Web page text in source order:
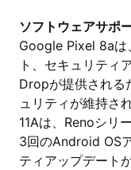
ソフトウェアサポ
Google Pixel 8aは
ト、セキュリティ
Dropが提供される
ュリティが維持さ
11Aは、Renoシリ
3回のAndroid OS
ティアップデート